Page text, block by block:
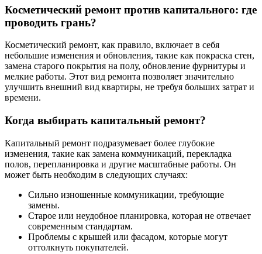
Косметический ремонт против капитального: где
проводить грань?
Косметический ремонт, как правило, включает в себя
небольшие изменения и обновления, такие как покраска стен,
замена старого покрытия на полу, обновление фурнитуры и
мелкие работы. Этот вид ремонта позволяет значительно
улучшить внешний вид квартиры, не требуя больших затрат и
времени.
Когда выбирать капитальный ремонт?
Капитальный ремонт подразумевает более глубокие
изменения, такие как замена коммуникаций, перекладка
полов, перепланировка и другие масштабные работы. Он
может быть необходим в следующих случаях:
Сильно изношенные коммуникации, требующие
замены.
Старое или неудобное планировка, которая не отвечает
современным стандартам.
Проблемы с крышей или фасадом, которые могут
оттолкнуть покупателей.